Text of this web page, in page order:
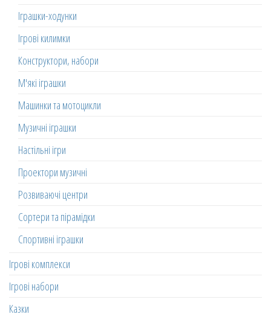
Іграшки-ходунки
Ігрові килимки
Конструктори, набори
М'які іграшки
Машинки та мотоцикли
Музичні іграшки
Настільні ігри
Проектори музичні
Розвиваючі центри
Сортери та пірамідки
Спортивні іграшки
Ігрові комплекси
Ігрові набори
Казки